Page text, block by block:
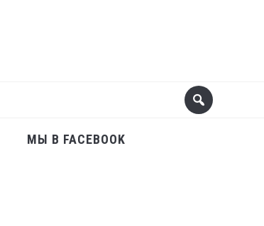
МЫ В FACEBOOK